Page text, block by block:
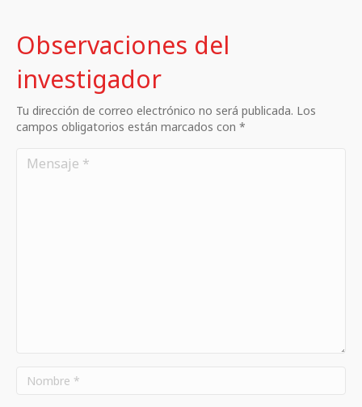
Observaciones del
investigador
Tu dirección de correo electrónico no será publicada. Los
campos obligatorios están marcados con *